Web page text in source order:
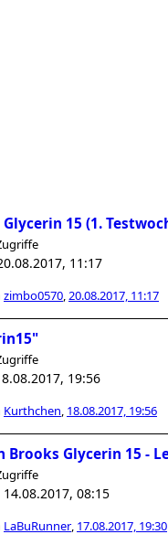
15 (1.
11:17
zimbo0570,20.08.2017, 11:17
19:56
Kurthchen, 18.08.2017, 19:56
Brooks Glycerin 15 -
14.08.2017, 08:15
LaBuRunner, 17.08.2017, 19:30